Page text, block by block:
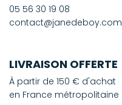
05 56 30 19 08
contact@janedeboy.com
LIVRAISON OFFERTE
À partir de 150 € d'achat
en France métropolitaine